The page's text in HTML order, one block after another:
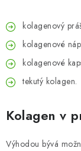
kolagenový
kolagenové
kolagenové
tekutý kolagen.
Kolagen v
Výhodou bývá